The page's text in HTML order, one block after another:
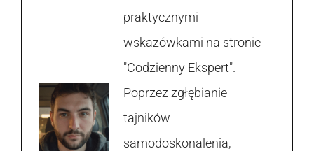
praktycznymi
wskazówkami na stronie
"Codzienny Ekspert".
Poprzez zgłębianie
tajników
samodoskonalenia,